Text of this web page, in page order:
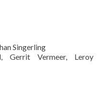
Singerling
Gerrit Vermeer, Leroy